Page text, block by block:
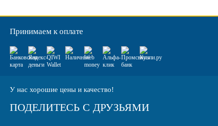
Принимаем к оплате
У нас хорошие цены и качество!
ПОДЕЛИТЕСЬ С ДРУЗЬЯМИ